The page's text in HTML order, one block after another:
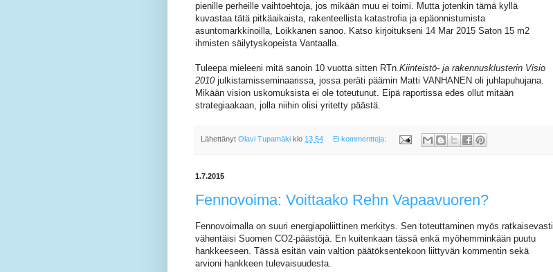
pienille perheille vaihtoehtoja, jos mikään muu ei toimi. Mutta jotenkin tämä kyllä
kuvastaa tätä pitkäaikaista, rakenteellista katastrofia ja epäonnistumista
asuntomarkkinoilla, Loikkanen sanoo. Katso kirjoitukseni 14 Mar 2015 Saton 15 m2
ihmisten säilytyskopeista Vantaalla.
Tuleepa mieleeni mitä sanoin 10 vuotta sitten RTn Kiinteistö- ja rakennusklusterin Visio
2010 julkistamisseminaarissa, jossa peräti päämin Matti VANHANEN oli juhlapuhujana.
Mikään vision uskomuksista ei ole toteutunut. Eipä raportissa edes ollut mitään
strategiaakaan, jolla niihin olisi yritetty päästä.
Lähettänyt Olavi Tupamäki klo 13.54 Ei kommentteja:
1.7.2015
Fennovoima: Voittaako Rehn Vapaavuoren?
Fennovoimalla on suuri energiapoliittinen merkitys. Sen toteuttaminen myös ratkaisevasti
vähentäisi Suomen CO2-päästöjä. En kuitenkaan tässä enkä myöhemminkään puutu
hankkeeseen. Tässä esitän vain valtion päätöksentekoon liittyvän kommentin sekä
arvioni hankkeen tulevaisuudesta.